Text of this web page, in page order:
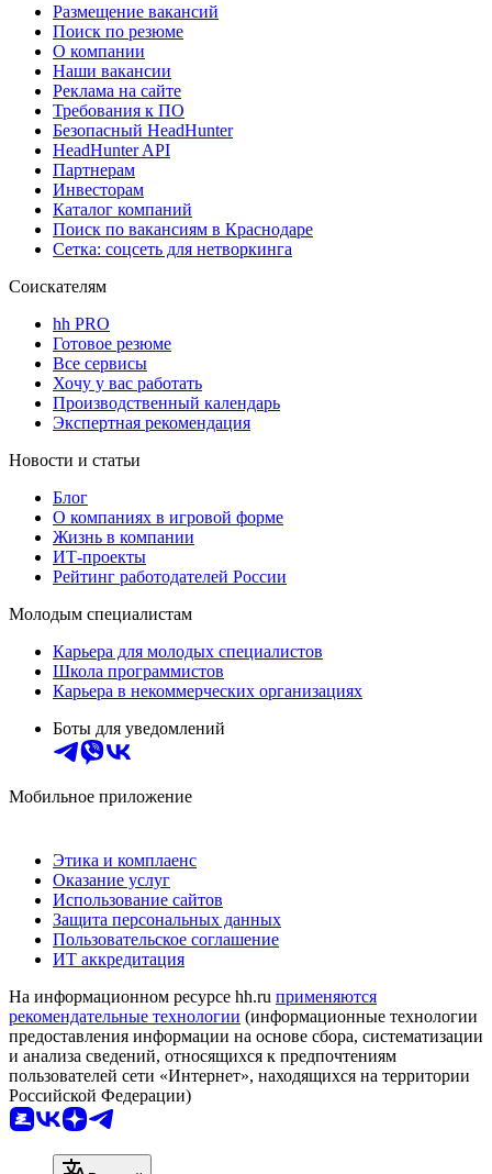
Размещение вакансий
Поиск по резюме
О компании
Наши вакансии
Реклама на сайте
Требования к ПО
Безопасный HeadHunter
HeadHunter API
Партнерам
Инвесторам
Каталог компаний
Поиск по вакансиям в Краснодаре
Сетка: соцсеть для нетворкинга
Соискателям
hh PRO
Готовое резюме
Все сервисы
Хочу у вас работать
Производственный календарь
Экспертная рекомендация
Новости и статьи
Блог
О компаниях в игровой форме
Жизнь в компании
ИТ-проекты
Рейтинг работодателей России
Молодым специалистам
Карьера для молодых специалистов
Школа программистов
Карьера в некоммерческих организациях
Боты для уведомлений
Мобильное приложение
Этика и комплаенс
Оказание услуг
Использование сайтов
Защита персональных данных
Пользовательское соглашение
ИТ аккредитация
На информационном ресурсе hh.ru применяются
рекомендательные технологии (информационные технологии
предоставления информации на основе сбора, систематизации
и анализа сведений, относящихся к предпочтениям
пользователей сети «Интернет», находящихся на территории
Российской Федерации)